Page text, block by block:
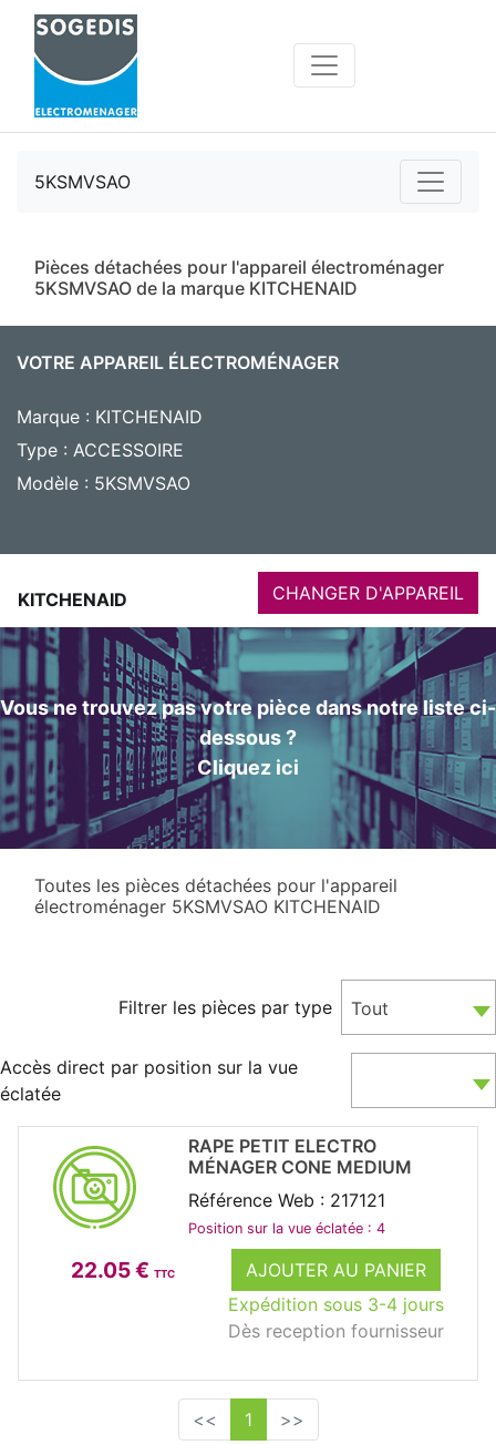
5KSMVSAO
Pièces détachées pour l'appareil électroménager
5KSMVSAO de la marque KITCHENAID
VOTRE APPAREIL ÉLECTROMÉNAGER
Marque : KITCHENAID
Type : ACCESSOIRE
Modèle : 5KSMVSAO
KITCHENAID CHANGER D'APPAREIL
Vous ne trouvez pas votre pièce dans notre liste ci-
dessous ?
Cliquez ici
Toutes les pièces détachées pour l'appareil
électroménager 5KSMVSAO KITCHENAID
Filtrer les pièces par type Tout
Accès direct par position sur la vue
éclatée
22.05 € TTC
AJOUTER AU PANIER
Expédition sous 3-4 jours
Dès reception fournisseur
RAPE PETIT ELECTRO
MÉNAGER CONE MEDIUM
Référence Web : 217121
Position sur la vue éclatée : 4
<< 1 >>